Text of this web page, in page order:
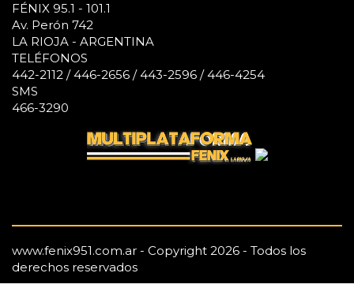
FÉNIX 95.1 - 101.1
Av. Perón 742
LA RIOJA - ARGENTINA
TELÉFONOS
442-2112 / 446-2656 / 443-2596 / 446-4254
SMS
466-3290
www.fenix951.com.ar - Copyright 2026 - Todos los
derechos reservados